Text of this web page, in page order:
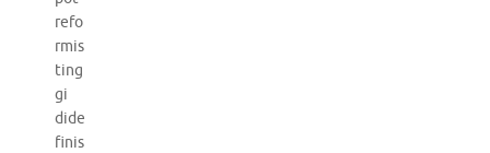
refo
rmis
ting
gi
dide
finis